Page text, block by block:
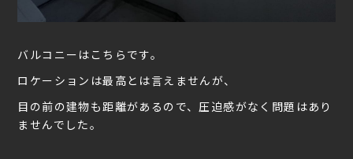
バルコニーはこちらです。
ロケーションは最高とは言えませんが、
目の前の建物も距離があるので、圧迫感がなく問題はあり
ませんでした。